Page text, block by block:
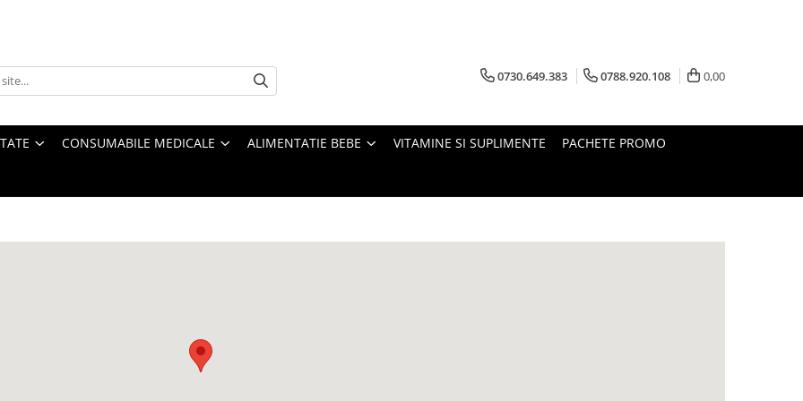
0730.649.383 0788.920.108 0,00
CONSUMABILE MEDICALE ALIMENTATIE BEBE VITAMINE SI SUPLIMENTE PACHETE PROMO